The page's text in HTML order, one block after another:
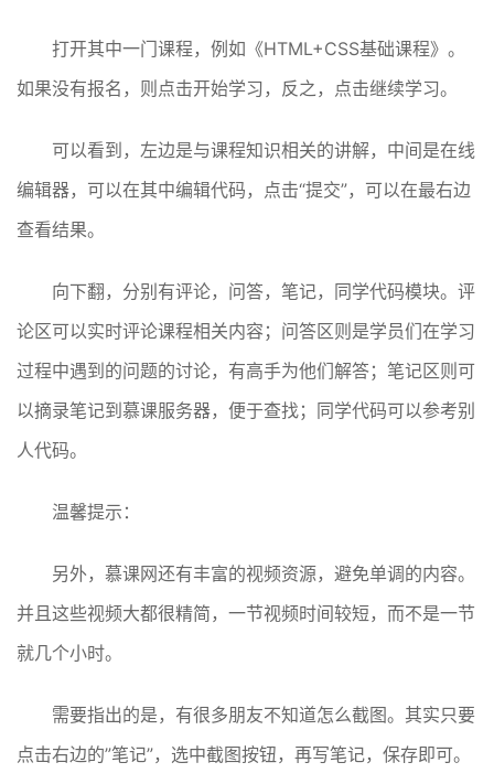
打开其中一门课程，例如《HTML+CSS基础课程》。
如果没有报名，则点击开始学习，反之，点击继续学习。
可以看到，左边是与课程知识相关的讲解，中间是在线
编辑器，可以在其中编辑代码，点击“提交”，可以在最右边
查看结果。
向下翻，分别有评论，问答，笔记，同学代码模块。评
论区可以实时评论课程相关内容；问答区则是学员们在学习
过程中遇到的问题的讨论，有高手为他们解答；笔记区则可
以摘录笔记到慕课服务器，便于查找；同学代码可以参考别
人代码。
温馨提示：
另外，慕课网还有丰富的视频资源，避免单调的内容。
并且这些视频大都很精简，一节视频时间较短，而不是一节
就几个小时。
需要指出的是，有很多朋友不知道怎么截图。其实只要
点击右边的”笔记”，选中截图按钮，再写笔记，保存即可。